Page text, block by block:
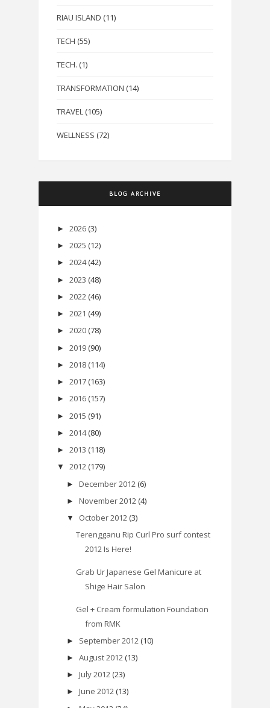
RIAU ISLAND (11)
TECH (55)
TECH. (1)
TRANSFORMATION (14)
TRAVEL (105)
WELLNESS (72)
BLOG ARCHIVE
► 2026 (3)
► 2025 (12)
► 2024 (42)
► 2023 (48)
► 2022 (46)
► 2021 (49)
► 2020 (78)
► 2019 (90)
► 2018 (114)
► 2017 (163)
► 2016 (157)
► 2015 (91)
► 2014 (80)
► 2013 (118)
▼ 2012 (179)
► December 2012 (6)
► November 2012 (4)
▼ October 2012 (3)
Terengganu Rip Curl Pro surf contest
2012 Is Here!
Grab Ur Japanese Gel Manicure at
Shige Hair Salon
Gel + Cream formulation Foundation
from RMK
► September 2012 (10)
► August 2012 (13)
► July 2012 (23)
► June 2012 (13)